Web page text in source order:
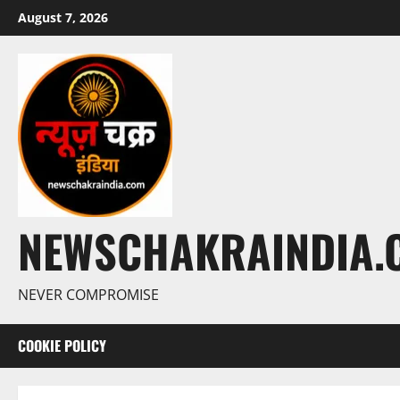
August 7, 2026
NEVER COMPROMISE
COOKIE POLICY